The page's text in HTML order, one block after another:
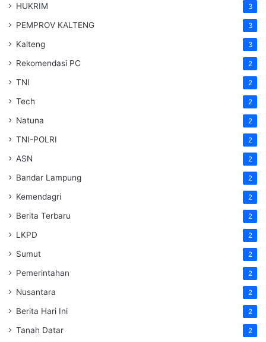
HUKRIM 3
PEMPROV KALTENG 3
Kalteng 3
Rekomendasi PC 2
TNI 2
Tech 2
Natuna 2
TNI-POLRI 2
ASN 2
Bandar Lampung 2
Kemendagri 2
Berita Terbaru 2
LKPD 2
Sumut 2
Pemerintahan 2
Nusantara 2
Berita Hari Ini 2
Tanah Datar 2